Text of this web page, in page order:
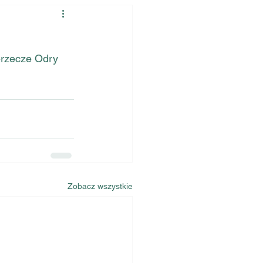
Odry
Zobacz wszystkie